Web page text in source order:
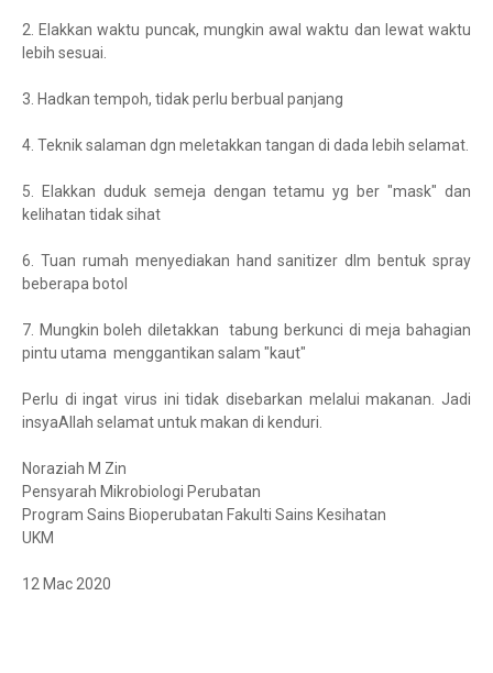
2. Elakkan waktu puncak, mungkin awal waktu dan lewat waktu
lebih sesuai.
3. Hadkan tempoh, tidak perlu berbual panjang
4. Teknik salaman dgn meletakkan tangan di dada lebih selamat.
5. Elakkan duduk semeja dengan tetamu yg ber "mask" dan
kelihatan tidak sihat
6. Tuan rumah menyediakan hand sanitizer dlm bentuk spray
beberapa botol
7. Mungkin boleh diletakkan tabung berkunci di meja bahagian
pintu utama menggantikan salam "kaut"
Perlu di ingat virus ini tidak disebarkan melalui makanan. Jadi
insyaAllah selamat untuk makan di kenduri.
Noraziah M Zin
Pensyarah Mikrobiologi Perubatan
Program Sains Bioperubatan Fakulti Sains Kesihatan
UKM
12 Mac 2020